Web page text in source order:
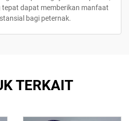
tepat dapat memberikan manfaat
bagi peternak.
TERKAIT